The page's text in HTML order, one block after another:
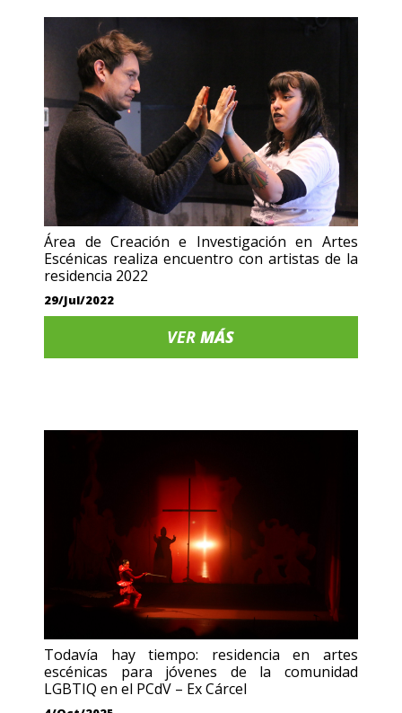
Área de Creación e Investigación en Artes
Escénicas realiza encuentro con artistas de la
residencia 2022
29/Jul/2022
VERMÁS
Todavía hay tiempo: residencia en artes
escénicas para jóvenes de la comunidad
LGBTIQ en el PCdV – Ex Cárcel